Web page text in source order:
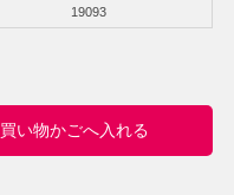
19093
買い物かごへ入れる